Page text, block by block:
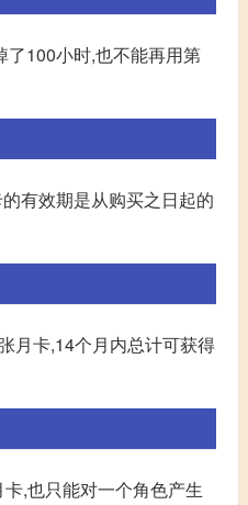
了100小时,也不能再用第
有效期是从购买之日起的
月卡,14个月内总计可获得
,也只能对一个角色产生